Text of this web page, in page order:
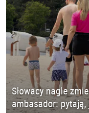
Słowacy nagle
ambasador: